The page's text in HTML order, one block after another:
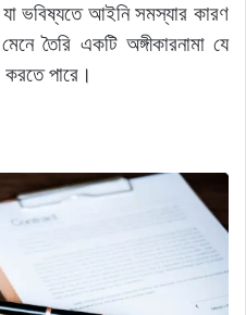
ভবিষ্যতে আইনি সমস্যার কারণ
তৈরি একটি অঙ্গীকারনামা যে
পারে।